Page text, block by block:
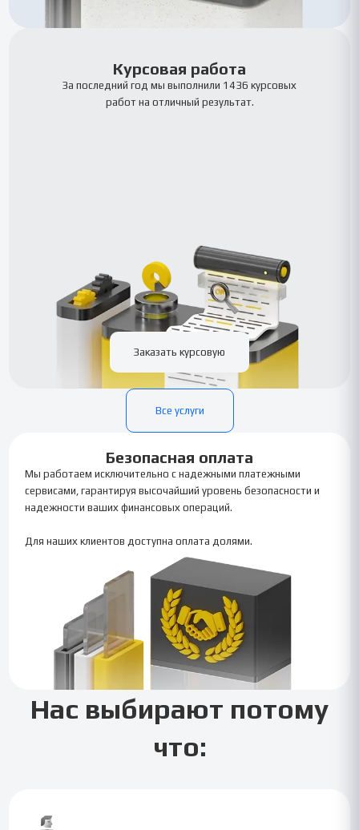
Курсовая работа
За последний год мы выполнили 1436 курсовых
работ на отличный результат.
Заказать курсовую
Все услуги
Безопасная оплата
Мы работаем исключительно с надежными платежными
сервисами, гарантируя высочайший уровень безопасности и
надежности ваших финансовых операций.
Для наших клиентов доступна оплата долями.
Нас выбирают потому
что: